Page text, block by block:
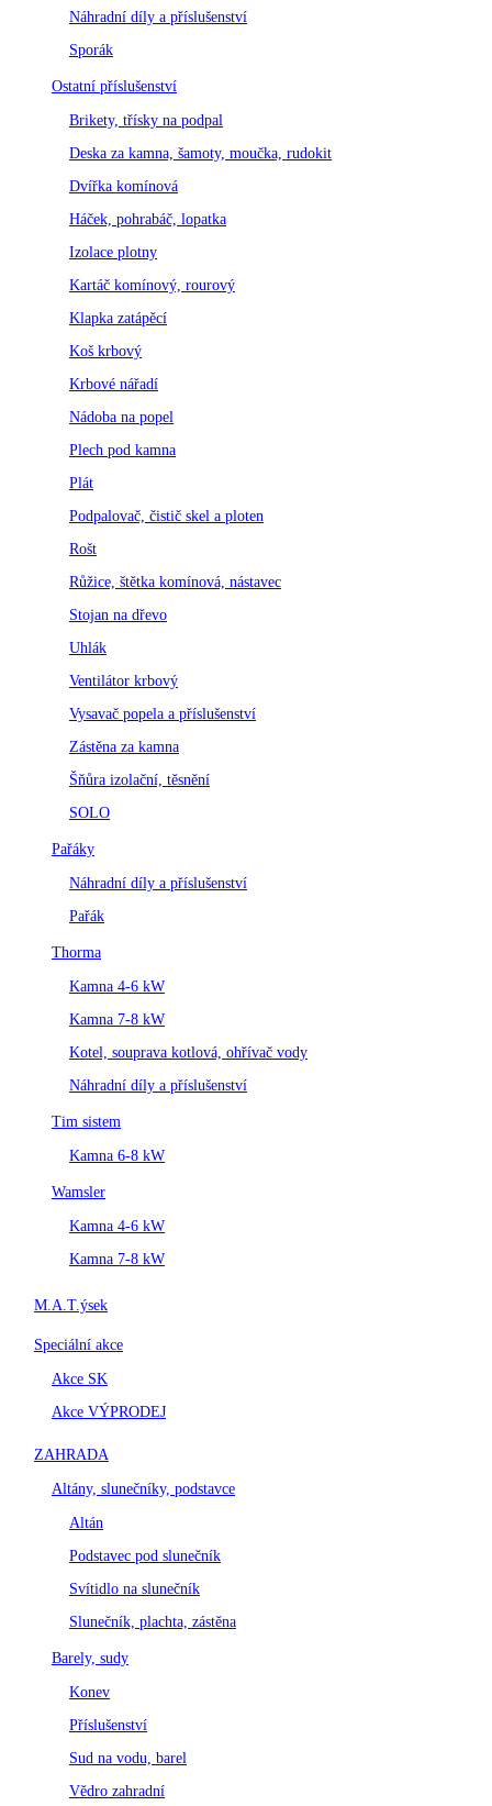
Náhradní díly a příslušenství
Sporák
Ostatní příslušenství
Brikety, třísky na podpal
Deska za kamna, šamoty, moučka, rudokit
Dvířka komínová
Háček, pohrabáč, lopatka
Izolace plotny
Kartáč komínový, rourový
Klapka zatápěcí
Koš krbový
Krbové nářadí
Nádoba na popel
Plech pod kamna
Plát
Podpalovač, čistič skel a ploten
Rošt
Růžice, štětka komínová, nástavec
Stojan na dřevo
Uhlák
Ventilátor krbový
Vysavač popela a příslušenství
Zástěna za kamna
Šňůra izolační, těsnění
SOLO
Pařáky
Náhradní díly a příslušenství
Pařák
Thorma
Kamna 4-6 kW
Kamna 7-8 kW
Kotel, souprava kotlová, ohřívač vody
Náhradní díly a příslušenství
Tim sistem
Kamna 6-8 kW
Wamsler
Kamna 4-6 kW
Kamna 7-8 kW
M.A.T.ýsek
Speciální akce
Akce SK
Akce VÝPRODEJ
ZAHRADA
Altány, slunečníky, podstavce
Altán
Podstavec pod slunečník
Svítidlo na slunečník
Slunečník, plachta, zástěna
Barely, sudy
Konev
Příslušenství
Sud na vodu, barel
Vědro zahradní